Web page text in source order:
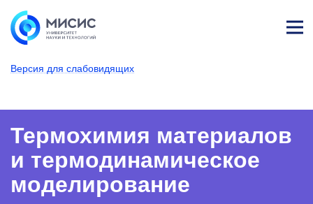
Версия для слабовидящих
т
Термохимия материалов
и термодинамическое
моделирование